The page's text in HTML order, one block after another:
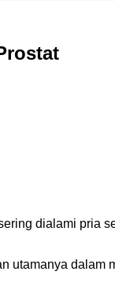
dialami pria
utamanya dalam